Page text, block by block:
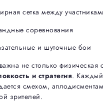
сетка между
соревнования
и шуточные бои
не столько физическая
и стратегия.
смехом,
зрителей.